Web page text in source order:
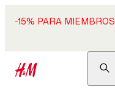
-15% PARA MIEMBROS